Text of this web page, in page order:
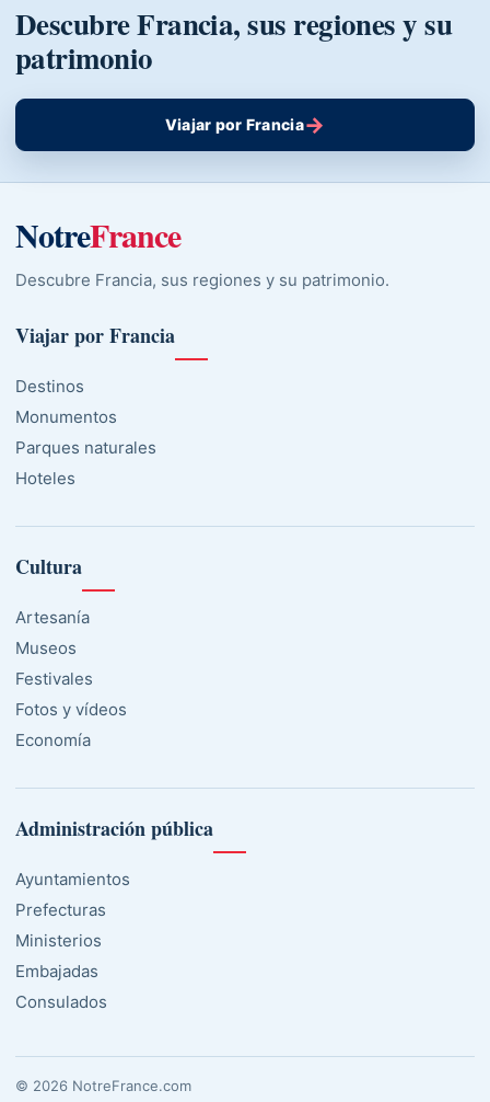
Descubre Francia, sus regiones y su
patrimonio
Viajar por Francia→
NotreFrance
Descubre Francia, sus regiones y su patrimonio.
Viajar por Francia
Destinos
Monumentos
Parques naturales
Hoteles
Cultura
Artesanía
Museos
Festivales
Fotos y vídeos
Economía
Administración pública
Ayuntamientos
Prefecturas
Ministerios
Embajadas
Consulados
© 2026 NotreFrance.com